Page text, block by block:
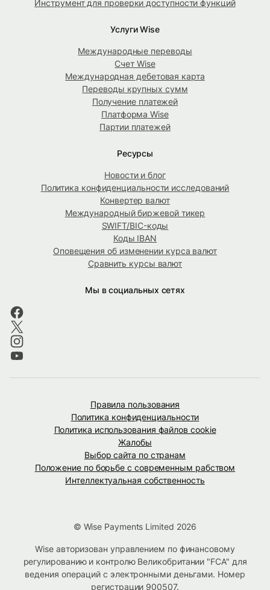
Инструмент для проверки доступности функций
Услуги Wise
Международные переводы
Счет Wise
Международная дебетовая карта
Переводы крупных сумм
Получение платежей
Платформа Wise
Партии платежей
Ресурсы
Новости и блог
Политика конфиденциальности исследований
Конвертер валют
Международный биржевой тикер
SWIFT/BIC-коды
Коды IBAN
Оповещения об изменении курса валют
Сравнить курсы валют
Мы в социальных сетях
Правила пользования
Политика конфиденциальности
Политика использования файлов cookie
Жалобы
Выбор сайта по странам
Положение по борьбе с современным рабством
Интеллектуальная собственность
© Wise Payments Limited 2026
Wise авторизован управлением по финансовому
регулированию и контролю Великобритании "FCA" для
ведения операций с электронными деньгами. Номер
регистрации 900507.